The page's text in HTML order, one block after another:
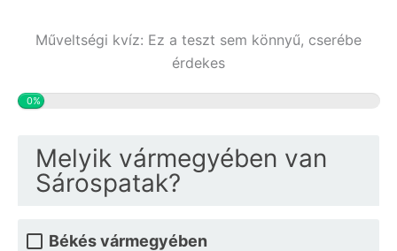
Műveltségi kvíz: Ez a teszt sem könnyű, cserébe
érdekes
0%
Melyik vármegyében van
Sárospatak?
Békés vármegyében